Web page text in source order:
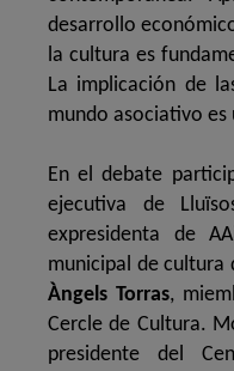
desarrollo
la cultura es
La implicación de
mundo asociativo
En el debate
ejecutiva de
expresidenta de
municipal de cultura
Àngels Torras,
Cercle de Cultura.
presidente del